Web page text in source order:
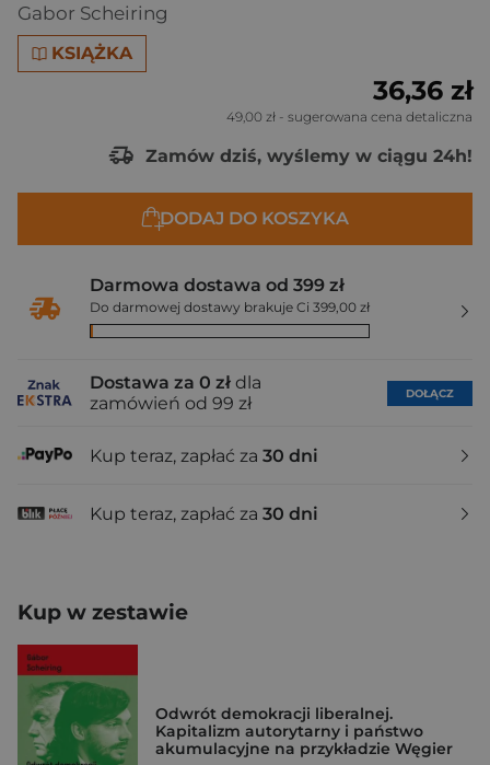
Gabor Scheiring
KSIĄŻKA
36,36 zł
49,00 zł - sugerowana cena detaliczna
Zamów dziś, wyślemy w ciągu 24h!
DODAJ DO KOSZYKA
Darmowa dostawa od 399 zł
Do darmowej dostawy brakuje Ci 399,00 zł
Dostawa za 0 zł dla
zamówień od 99 zł
DOŁĄCZ
Kup teraz, zapłać za 30 dni
Kup teraz, zapłać za 30 dni
Kup w zestawie
Odwrót demokracji liberalnej.
Kapitalizm autorytarny i państwo
akumulacyjne na przykładzie Węgier